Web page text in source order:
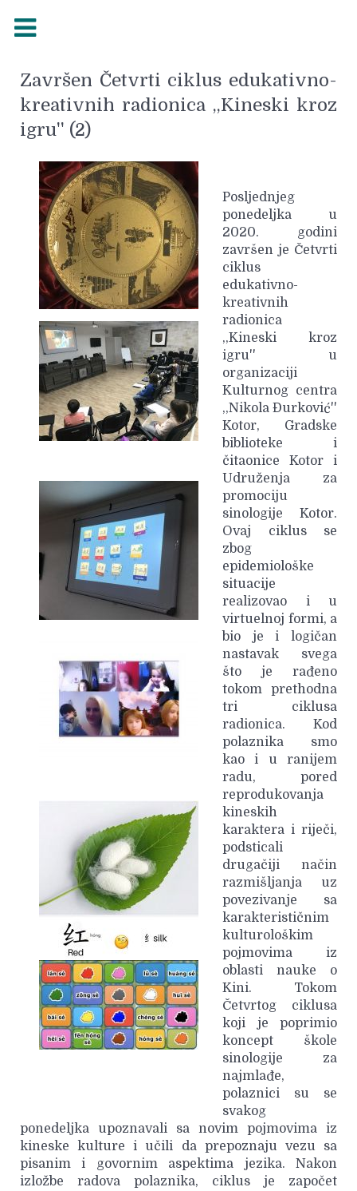
Završen Četvrti ciklus edukativno-
kreativnih radionica ,,Kineski kroz
igru'' (2)
Posljednjeg
ponedeljka u
2020. godini
završen je Četvrti
ciklus
edukativno-
kreativnih
radionica
,,Kineski kroz
igru'' u
organizaciji
Kulturnog centra
,,Nikola Đurković''
Kotor, Gradske
biblioteke i
čitaonice Kotor i
Udruženja za
promociju
sinologije Kotor.
Ovaj ciklus se
zbog
epidemiološke
situacije
realizovao i u
virtuelnoj formi, a
bio je i logičan
nastavak svega
što je rađeno
tokom prethodna
tri ciklusa
radionica. Kod
polaznika smo
kao i u ranijem
radu, pored
reprodukovanja
kineskih
karaktera i riječi,
podsticali
drugačiji način
razmišljanja uz
povezivanje sa
karakterističnim
kulturološkim
pojmovima iz
oblasti nauke o
Kini. Tokom
Četvrtog ciklusa
koji je poprimio
koncept škole
sinologije za
najmlađe,
polaznici su se
svakog
ponedeljka upoznavali sa novim pojmovima iz
kineske kulture i učili da prepoznaju vezu sa
pisanim i govornim aspektima jezika. Nakon
izložbe radova polaznika, ciklus je započet